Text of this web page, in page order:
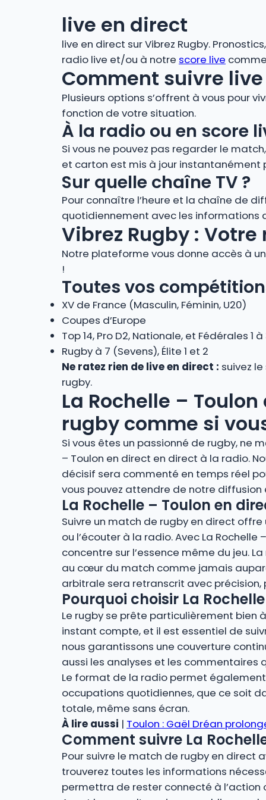
live en direct
live en direct sur Vibrez Rugby.
radio live et/ou à notre score live
Comment suivre
Plusieurs options s’offrent à vous pour
fonction de votre situation.
À la radio ou en score
Si vous ne pouvez pas regarder le
et carton est mis à jour instantanément
Sur quelle chaîne TV ?
Pour connaître l’heure et la chaîne de
quotidiennement avec les informations
Vibrez Rugby :
Notre plateforme vous donne accès à
!
Toutes vos
XV de France (Masculin, Féminin, U20)
Coupes d’Europe
Top 14, Pro D2, Nationale, et Fédérales 1 à
Rugby à 7 (Sevens), Élite 1 et 2
Ne ratez rien de live en direct : suivez
rugby.
La Rochelle –
rugby comme si
Si vous êtes un passionné de rugby, ne
– Toulon en direct en direct à la radio.
décisif sera commenté en temps réel
vous pouvez attendre de notre diffusion
La Rochelle – Toulon en
Suivre un match de rugby en direct
ou l’écouter à la radio. Avec La
concentre sur l’essence même du jeu.
au cœur du match comme jamais
arbitrale sera retranscrit avec
Pourquoi choisir La
Le rugby se prête particulièrement bien
instant compte, et il est essentiel de
nous garantissons une couverture
aussi les analyses et les commentaires
Le format de la radio permet
occupations quotidiennes, que ce soit
totale, même sans écran.
À lire aussi | Toulon : Gaël Dréan
Comment suivre La
Pour suivre le match de rugby en direct
trouverez toutes les informations
permettra de rester connecté à l’action